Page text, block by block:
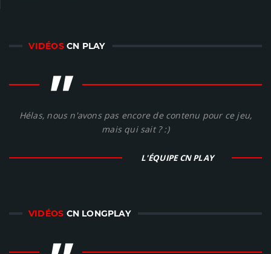
VIDÉOSCN PLAY
"
Hélas, nous n'avons pas encore de contenu pour ce jeu,
mais qui sait ? :)
L'ÉQUIPE CN PLAY
VIDÉOS CN LONGPLAY